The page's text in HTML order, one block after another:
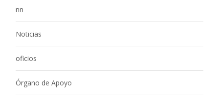
nn
Noticias
oficios
Órgano de Apoyo